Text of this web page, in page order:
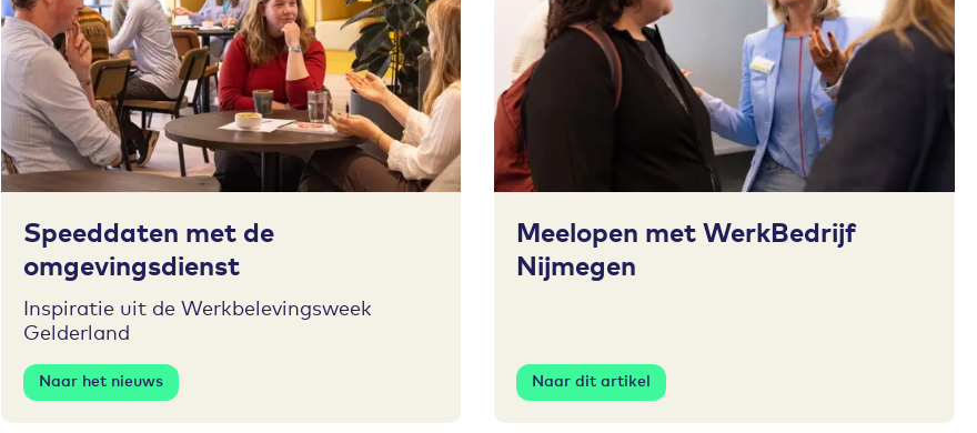
Toevoegen aan favorieten
Speeddaten met de
omgevingsdienst
Inspiratie uit de Werkbelevingsweek
Gelderland
Naar het nieuws
Toevoegen aan favorieten
Meelopen met WerkBedrijf
Nijmegen
Naar dit artikel